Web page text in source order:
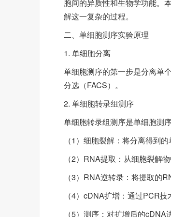
胞间的异质性和生物学功能。
解这一复杂的过程。
二、单细胞测序实验原理
1. 单细胞分离
单细胞测序的第一步是分离单
分选（FACS）。
2. 单细胞转录组测序
单细胞转录组测序是单细胞测
（1）细胞裂解：将分离得到
（2）RNA提取：从细胞裂解
（3）RNA逆转录：将提取的
（4）cDNA扩增：通过PCR
（5）测序：对扩增后的cDNA